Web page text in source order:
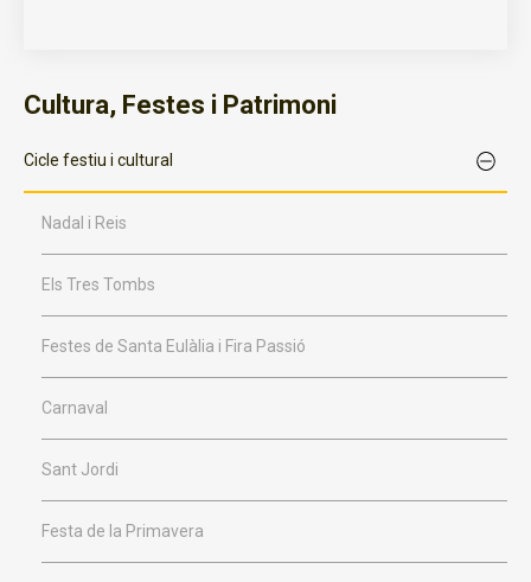
Cultura, Festes i Patrimoni
Cicle festiu i cultural
Nadal i Reis
Els Tres Tombs
Festes de Santa Eulàlia i Fira Passió
Carnaval
Sant Jordi
Festa de la Primavera